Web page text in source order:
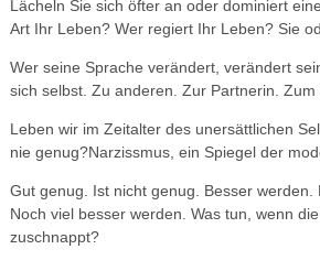
Lächeln Sie sich öfter an oder dominiert
Art Ihr Leben? Wer regiert Ihr Leben? Sie
Wer seine Sprache verändert, verändert
sich selbst. Zu anderen. Zur Partnerin. Zum
Leben wir im Zeitalter des unersättlichen
nie genug?Narzissmus, ein Spiegel der
Gut genug. Ist nicht genug. Besser werden.
Noch viel besser werden. Was tun, wenn
zuschnappt?